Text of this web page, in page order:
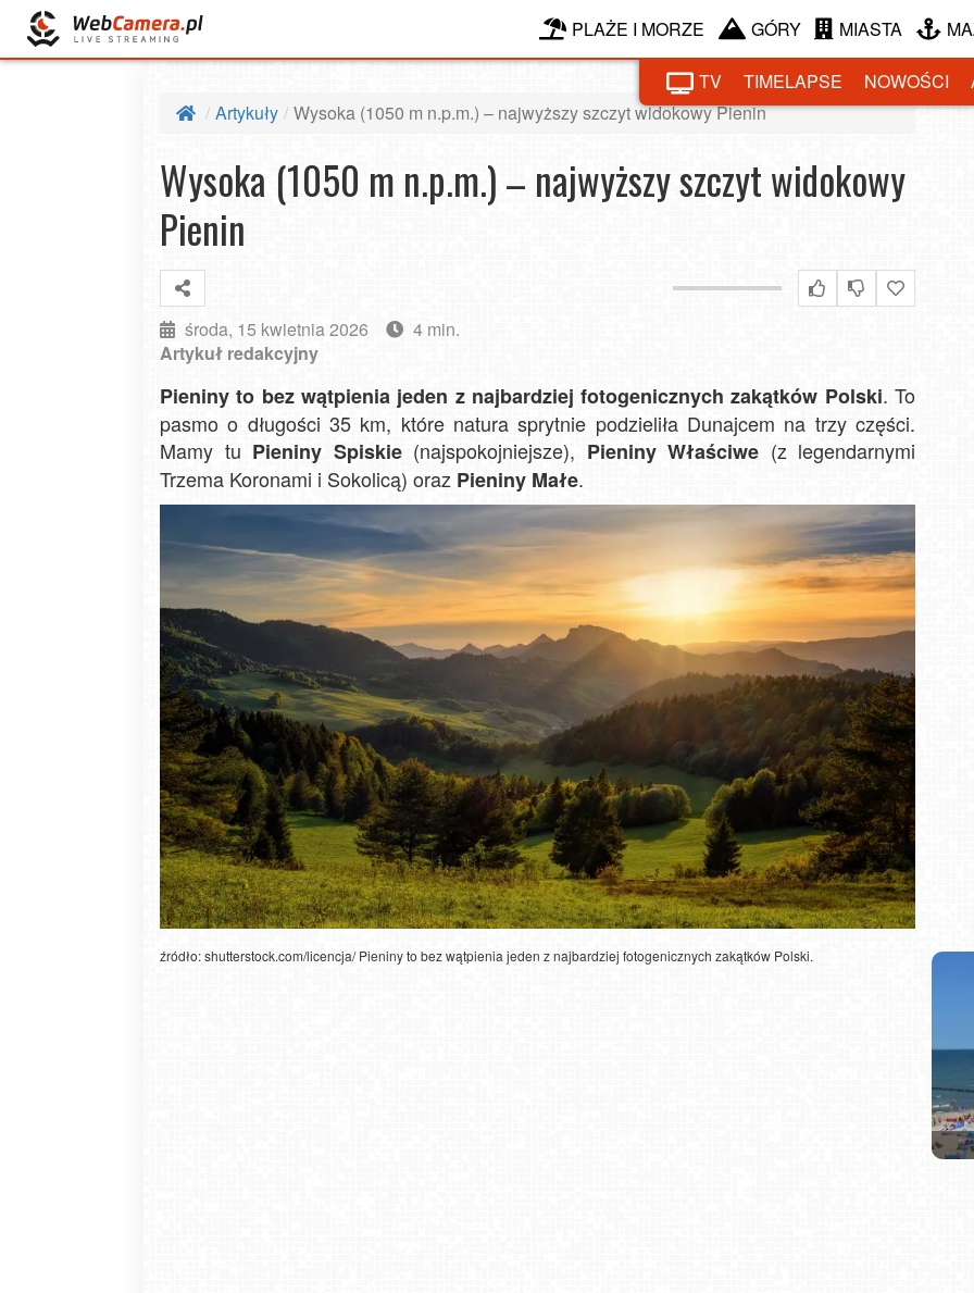
PLAŻE I MORZE GÓRY MIASTA
TV TIMELAPSE NOWOŚCI
Artykuły
Wysoka (1050 m n.p.m.) – najwyższy szczyt widokowy Pienin
Wysoka (1050 m n.p.m.) – najwyższy szczyt widokowy
Pienin
środa, 15 kwietnia 2026
4 min.
Artykuł redakcyjny
Pieniny to bez wątpienia jeden z najbardziej fotogenicznych zakątków Polski. To
pasmo o długości 35 km, które natura sprytnie podzieliła Dunajcem na trzy części.
Mamy tu Pieniny Spiskie(najspokojniejsze), Pieniny Właściwe (z legendarnymi
Trzema Koronami i Sokolicą) oraz Pieniny Małe.
źródło: shutterstock.com/licencja/ Pieniny to bez wątpienia jeden z najbardziej fotogenicznych zakątków Polski.
Zakopane - widok na deptak Krupówki NOWOŚĆ Władysławowo - widok na plażę - NOWOŚĆ